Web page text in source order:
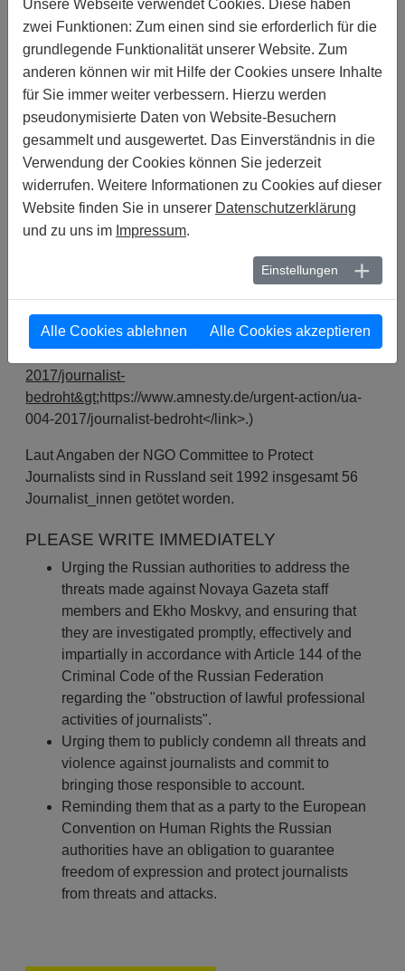
Bei seinem Gerichtsverfahren zog er sein "Geständnis"
zurück und gab an, dass drei Männer in Zivil ihn am 16.
April 2016 festgenommen, in ein Auto gezwungen und
zu einem Waldstück außerhalb von Grosny gefahren
haben. Dort wurde er gefoltert, ehe man ihn den
Sicherheitskräften übergab, die ihn dann zwangen, zu
"gestehen".
Am 6. Januar 2017 richtete Magomed Daudov, der
Sprecher des tschetschenischen Parlaments und einer
der mächtigsten tschetschenischen Beamten, über sein
Shvedov, den Chefredakteur des Kaukasischen
Knotens. Der Vorfall wurde nicht wirksam untersucht.
www.amnesty.de/urgent-action/ua-004-2017/journalist-
bedroht- -www.amnesty.de/urgent-action/ua-004-
2017/journalist-
bedroht&gt;https://www.amnesty.de/urgent-action/ua-
004-2017/journalist-bedroht</link>.)
Laut Angaben der NGO Committee to Protect
Journalists sind in Russland seit 1992 insgesamt 56
Journalist_innen getötet worden.
PLEASE WRITE IMMEDIATELY
Urging the Russian authorities to address the
threats made against Novaya Gazeta staff
members and Ekho Moskvy, and ensuring that
they are investigated promptly, effectively and
impartially in accordance with Article 144 of the
Criminal Code of the Russian Federation
regarding the "obstruction of lawful professional
activities of journalists".
Urging them to publicly condemn all threats and
violence against journalists and commit to
bringing those responsible to account.
Reminding them that as a party to the European
Convention on Human Rights the Russian
authorities have an obligation to guarantee
freedom of expression and protect journalists
from threats and attacks.
Unsere Webseite verwendet Cookies. Diese haben
zwei Funktionen: Zum einen sind sie erforderlich für die
grundlegende Funktionalität unserer Website. Zum
anderen können wir mit Hilfe der Cookies unsere Inhalte
für Sie immer weiter verbessern. Hierzu werden
pseudonymisierte Daten von Website-Besuchern
gesammelt und ausgewertet. Das Einverständnis in die
Verwendung der Cookies können Sie jederzeit
widerrufen. Weitere Informationen zu Cookies auf dieser
Website finden Sie in unserer Datenschutzerklärung
und zu uns im Impressum.
Einstellungen
Alle Cookies ablehnen Alle Cookies akzeptieren